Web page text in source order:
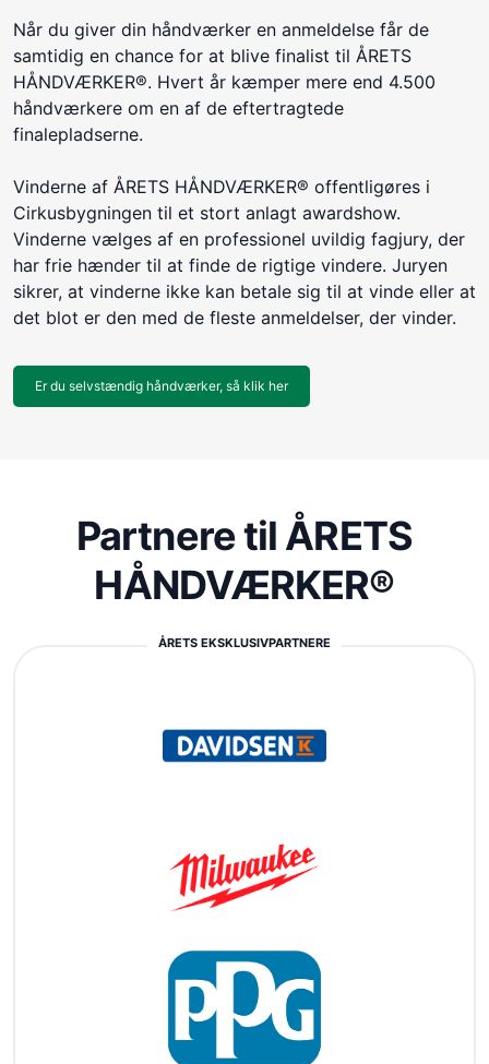
Når du giver din håndværker en anmeldelse får de
samtidig en chance for at blive finalist til ÅRETS
HÅNDVÆRKER®. Hvert år kæmper mere end 4.500
håndværkere om en af de eftertragtede
finalepladserne.
Vinderne af ÅRETS HÅNDVÆRKER® offentligøres i
Cirkusbygningen til et stort anlagt awardshow.
Vinderne vælges af en professionel uvildig fagjury, der
har frie hænder til at finde de rigtige vindere. Juryen
sikrer, at vinderne ikke kan betale sig til at vinde eller at
det blot er den med de fleste anmeldelser, der vinder.
Er du selvstændig håndværker, så klik her
Partnere til ÅRETS
HÅNDVÆRKER®
ÅRETS EKSKLUSIVPARTNERE